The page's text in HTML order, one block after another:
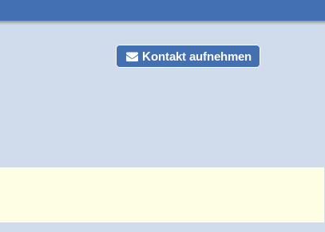
Kontakt aufnehmen